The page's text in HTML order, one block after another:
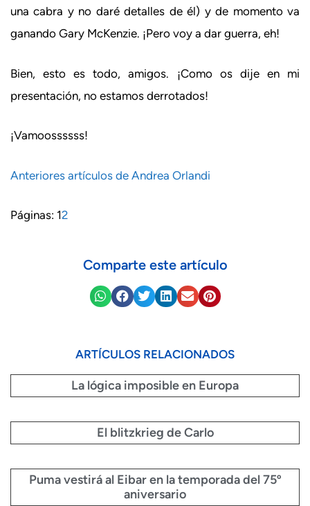
una cabra y no daré detalles de él) y de momento va
ganando Gary McKenzie. ¡Pero voy a dar guerra, eh!
Bien, esto es todo, amigos. ¡Como os dije en mi
presentación, no estamos derrotados!
¡Vamoossssss!
Anteriores artículos de Andrea Orlandi
Páginas: 12
Comparte este artículo
ARTÍCULOS RELACIONADOS
La lógica imposible en Europa
El blitzkrieg de Carlo
Puma vestirá al Eibar en la temporada del 75º
aniversario